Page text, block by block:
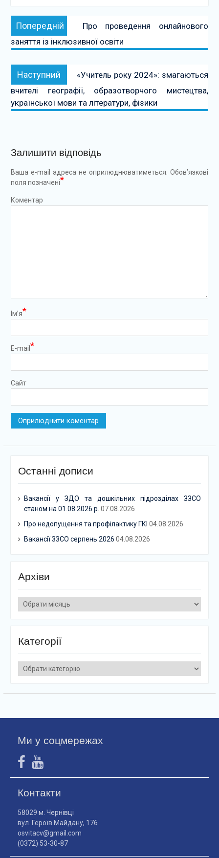
Навігація
записів
Попередній Попередній:
Про проведення онлайнового
заняття із інклюзивної освіти
Наступний Наступний:
«Учитель року 2024»: змагаються
вчителі географії, образотворчого мистецтва,
української мови та літератури, фізики
Залишити відповідь
Ваша e-mail адреса не оприлюднюватиметься. Обов’язкові
поля позначені*
Коментар
Ім’я*
E-mail *
Сайт
Останні дописи
Вакансії у ЗДО та дошкільних підрозділах ЗЗСО
станом на 01.08.2026 р. 07.08.2026
Про недопущення та профілактику ГКІ 04.08.2026
Вакансії ЗЗСО серпень 2026 04.08.2026
Архіви
Архіви
Категорії
Категорії
Ми у соцмережах
Контакти
58029 м. Чернівці
вул. Героїв Майдану, 176
osvitacv@gmail.com
(0372) 53-30-87